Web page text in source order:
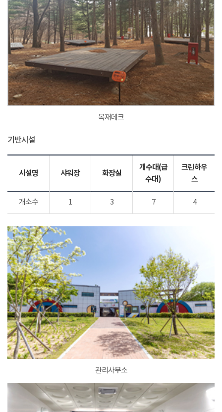
목재데크
기반시설
시설명 샤워장 화장실
개수대(급
수대)
크린하우
스
개소수 1 3 7 4
관리사무소